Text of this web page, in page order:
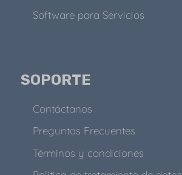
Software para Servicios
SOPORTE
Contáctanos
Preguntas Frecuentes
Términos y condiciones